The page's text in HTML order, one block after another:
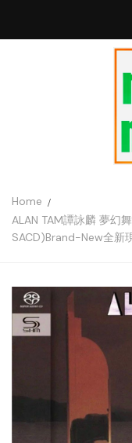
Home
ALAN TAM譚詠麟 夢幻
SACD)Brand-New全新